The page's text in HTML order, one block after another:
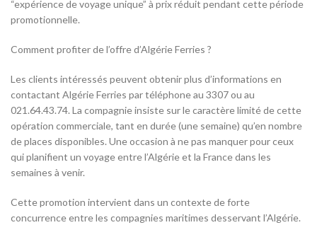
“expérience de voyage unique” à prix réduit pendant cette période
promotionnelle.
Comment profiter de l’offre d’Algérie Ferries ?
Les clients intéressés peuvent obtenir plus d’informations en
contactant Algérie Ferries par téléphone au 3307 ou au
021.64.43.74. La compagnie insiste sur le caractère limité de cette
opération commerciale, tant en durée (une semaine) qu’en nombre
de places disponibles. Une occasion à ne pas manquer pour ceux
qui planifient un voyage entre l’Algérie et la France dans les
semaines à venir.
Cette promotion intervient dans un contexte de forte
concurrence entre les compagnies maritimes desservant l’Algérie.